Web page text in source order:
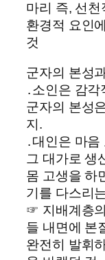
마리 즉, 선
환경적 요인
것
군자의 본성
․소인은 감
군자의 본성
지.
․대인은 마
그 대가로 생
몸 고생을 하
기를 다스리
☞ 지배계층
들 내면에 본
완전히 발휘